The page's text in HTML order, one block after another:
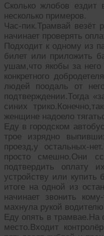
Сколько жлобов
несколько примеров.
Час-пик.Трамвай везёт
начинает проверять
Подходит к одному из
билет или приложить
ушам,что якобы за него
конкретного
людей поодаль от
подтверждении.Тогда
синих
женщине надоело
Еду в городском
трое изрядно
проезд,у остальных-
просто смешно.Они
подтвердить оплату
устройству или купить
итоге на одной из
начинает звонить
махнула рукой
Еду опять в трамвае.На
место.Входит